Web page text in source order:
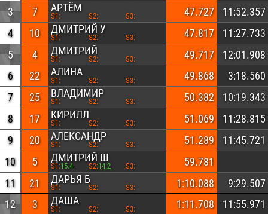
3
7 АРТЁМ
S1: S2: S3: 47.727
11:52.357
4
10 ДМИТРИЙ У
S1: S2: S3: 47.817
11:27.733
5
4 ДМИТРИЙ
S1: S2: S3: 49.717
12:01.908
6
22 АЛИНА
S1: S2: S3: 49.868
3:18.560
7
25 ВЛАДИМИР
S1: S2: S3: 50.382
10:19.343
8
17 КИРИЛЛ
S1: S2: S3: 51.069
11:28.815
9
20 АЛЕКСАНДР
S1: S2: S3: 51.289
11:45.721
10
5 ДМИТРИЙ Ш
S1:15.4 S2:14.2 S3:
59.781
11
21 ДАРЬЯ Б
S1: S2: S3: 1:10.088
9:29.507
12
3 ДАША
S1: S2: S3: 1:11.708
11:55.971